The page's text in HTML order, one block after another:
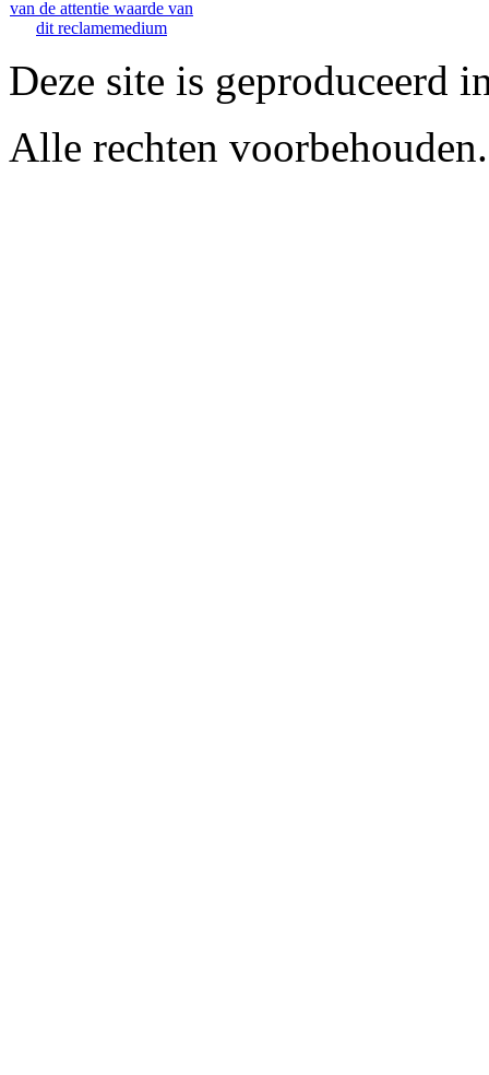
van de attentie waarde van
dit reclamemedium
Deze site is geproduceerd
Alle rechten